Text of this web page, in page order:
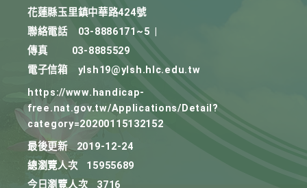
花蓮縣玉里鎮中華路424號
聯絡電話
03-8886171~5
傳真
03-8885529
電子信箱
ylsh19@ylsh.hlc.edu.tw
https://www.handicap-
free.nat.gov.tw/Applications/Detail?
category=20200115132152
最後更新
2019-12-24
總瀏覽人次
15955689
今日瀏覽人次
3716